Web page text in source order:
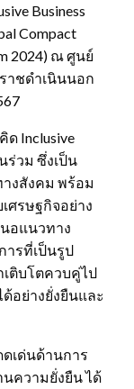
Business
Compact
2024) ณ ศูนย์
าชดำเนินนอก
ด Inclusive
ร่วม ซึ่งเป็น
งสังคม พร้อม
ศรษฐกิจอย่าง
นอแนวทาง
ารที่เป็นรูป
ติบโตควบคู่ไป
อย่างยั่งยืนและ
เด่นด้านการ
ความยั่งยืน ได้